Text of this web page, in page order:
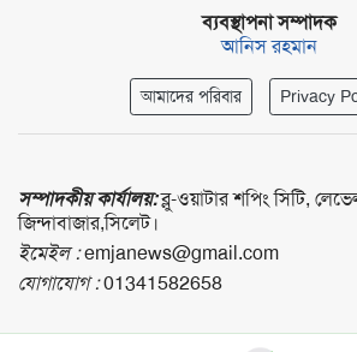
ব্যবস্থাপনা সম্পাদক
আনিস রহমান
আমাদের পরিবার Privacy
সম্পাদকীয় কার্যালয়:ব্লু-ওয়াটার শপিং সিটি,
জিন্দাবাজার,সিলেট।
ইমেইল :emjanews@gmail.com
যোগাযোগ :01341582658